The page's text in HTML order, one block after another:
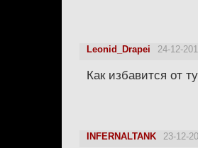
Leonid_Drapei 24-12-
Как избавится от
INFERNALTANK 23-12-